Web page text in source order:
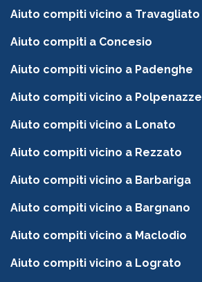
Aiuto compiti vicino a Travagliato
Aiuto compiti a Concesio
Aiuto compiti vicino a Padenghe
Aiuto compiti vicino a Polpenazze
Aiuto compiti vicino a Lonato
Aiuto compiti vicino a Rezzato
Aiuto compiti vicino a Barbariga
Aiuto compiti vicino a Bargnano
Aiuto compiti vicino a Maclodio
Aiuto compiti vicino a Lograto